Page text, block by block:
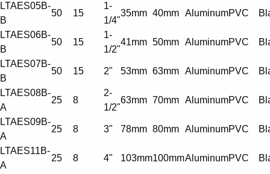
LTAES05B-
B
50 15
1-
1/4"
35mm 40mm AluminumPVC
LTAES06B-
B
50 15
1-
1/2"
41mm 50mm AluminumPVC
LTAES07B-
B
50 15 2" 53mm 63mm AluminumPVC
LTAES08B-
A
25 8
2-
1/2"
63mm 70mm AluminumPVC
LTAES09B-
A
25 8 3" 78mm 80mm AluminumPVC
LTAES11B-
A
25 8 4" 103mm100mmAluminumPVC